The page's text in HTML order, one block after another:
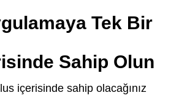
Tek Bir
Sahip Olun
içerisinde sahip olacağınız